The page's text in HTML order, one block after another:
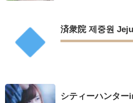
済衆院 제중원
シティーハンター